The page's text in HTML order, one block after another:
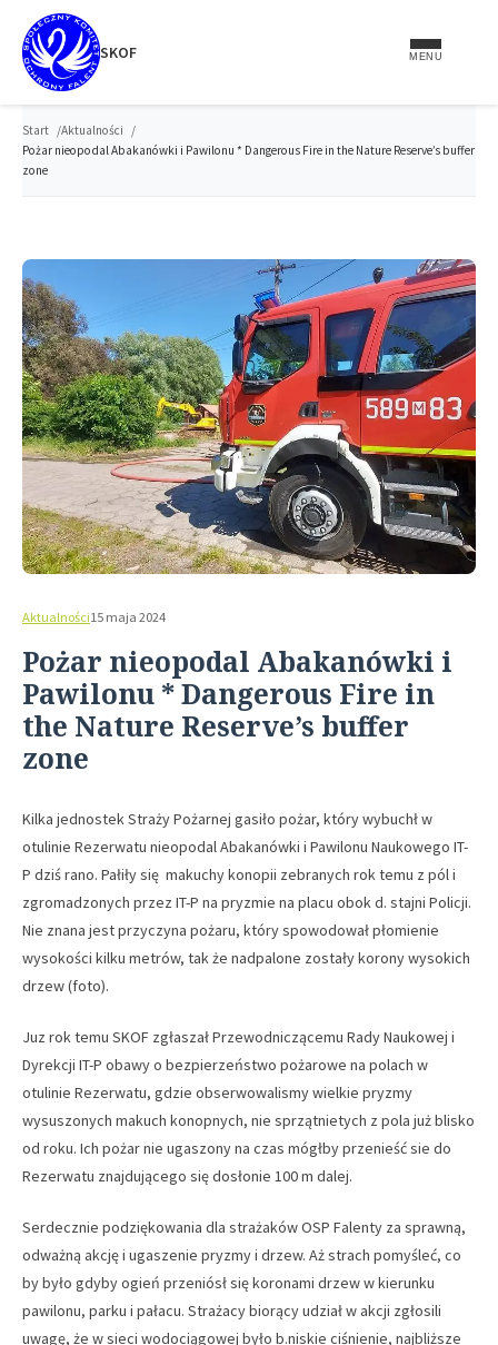
treści
SKOF
MENU
Start
Aktualności
Pożar nieopodal Abakanówki i Pawilonu * Dangerous Fire in the Nature Reserve’s buffer
zone
Aktualności15 maja 2024
Pożar nieopodal Abakanówki i
Pawilonu * Dangerous Fire in
the Nature Reserve’s buffer
zone
Kilka jednostek Straży Pożarnej gasiło pożar, który wybuchł w
otulinie Rezerwatu nieopodal Abakanówki i Pawilonu Naukowego IT-
P dziś rano. Pałiły się makuchy konopii zebranych rok temu z pól i
zgromadzonych przez IT-P na pryzmie na placu obok d. stajni Policji.
Nie znana jest przyczyna pożaru, który spowodował płomienie
wysokości kilku metrów, tak że nadpalone zostały korony wysokich
drzew (foto).
Juz rok temu SKOF zgłaszał Przewodniczącemu Rady Naukowej i
Dyrekcji IT-P obawy o bezpierzeństwo pożarowe na polach w
otulinie Rezerwatu, gdzie obserwowalismy wielkie pryzmy
wysuszonych makuch konopnych, nie sprzątnietych z pola już blisko
od roku. Ich pożar nie ugaszony na czas mógłby przenieść sie do
Rezerwatu znajdującego się dosłonie 100 m dalej.
Serdecznie podziękowania dla strażaków OSP Falenty za sprawną,
odważną akcję i ugaszenie pryzmy i drzew. Aż strach pomyśleć, co
by było gdyby ogień przeniósł się koronami drzew w kierunku
pawilonu, parku i pałacu. Strażacy biorący udział w akcji zgłosili
uwagę, że w sieci wodociągowej było b.niskie ciśnienie, najbliższe